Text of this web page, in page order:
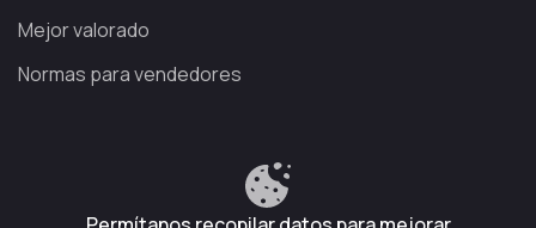
Mejor valorado
Normas para vendedores
Términos y condiciones